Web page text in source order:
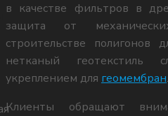
г. Ростов-на-Дону
ул.Троллейбусная 24/2В,
в качестве фильтров в
защита от
строительстве полигонов
нетканый геотекстиль
укреплением для геомембран.
Клиенты обращают